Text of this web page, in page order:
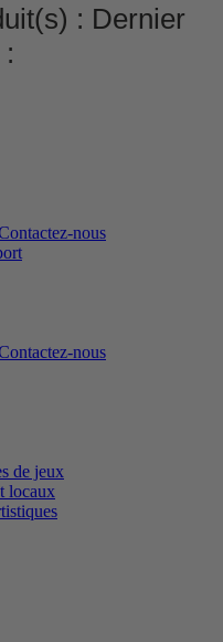
: Dernier
nous
nous
de jeux
locaux